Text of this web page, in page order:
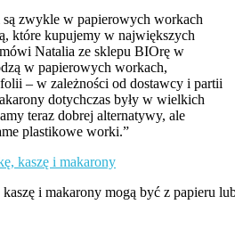
są zwykle w papierowych workach
które kupujemy w największych
Natalia ze sklepu BIOrę w
w papierowych workach,
– w zależności od dostawcy i partii
dotychczas były w wielkich
teraz dobrej alternatywy, ale
plastikowe worki.”
i makarony mogą być z papieru